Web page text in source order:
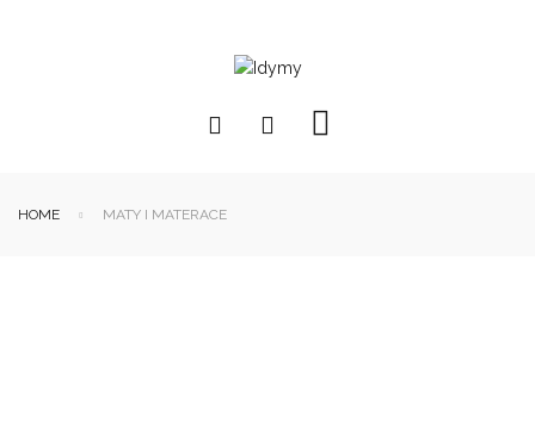
HOME MATY I MATERACE